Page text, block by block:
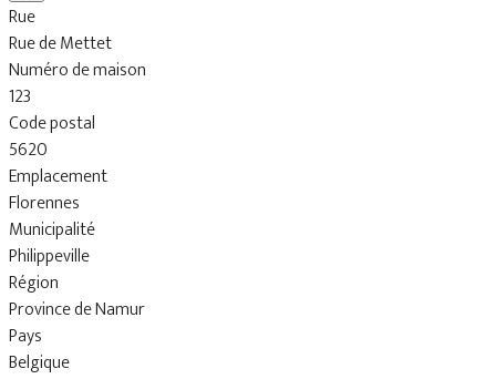
Rue
Rue de Mettet
Numéro de maison
123
Code postal
5620
Emplacement
Florennes
Municipalité
Philippeville
Région
Province de Namur
Pays
Belgique